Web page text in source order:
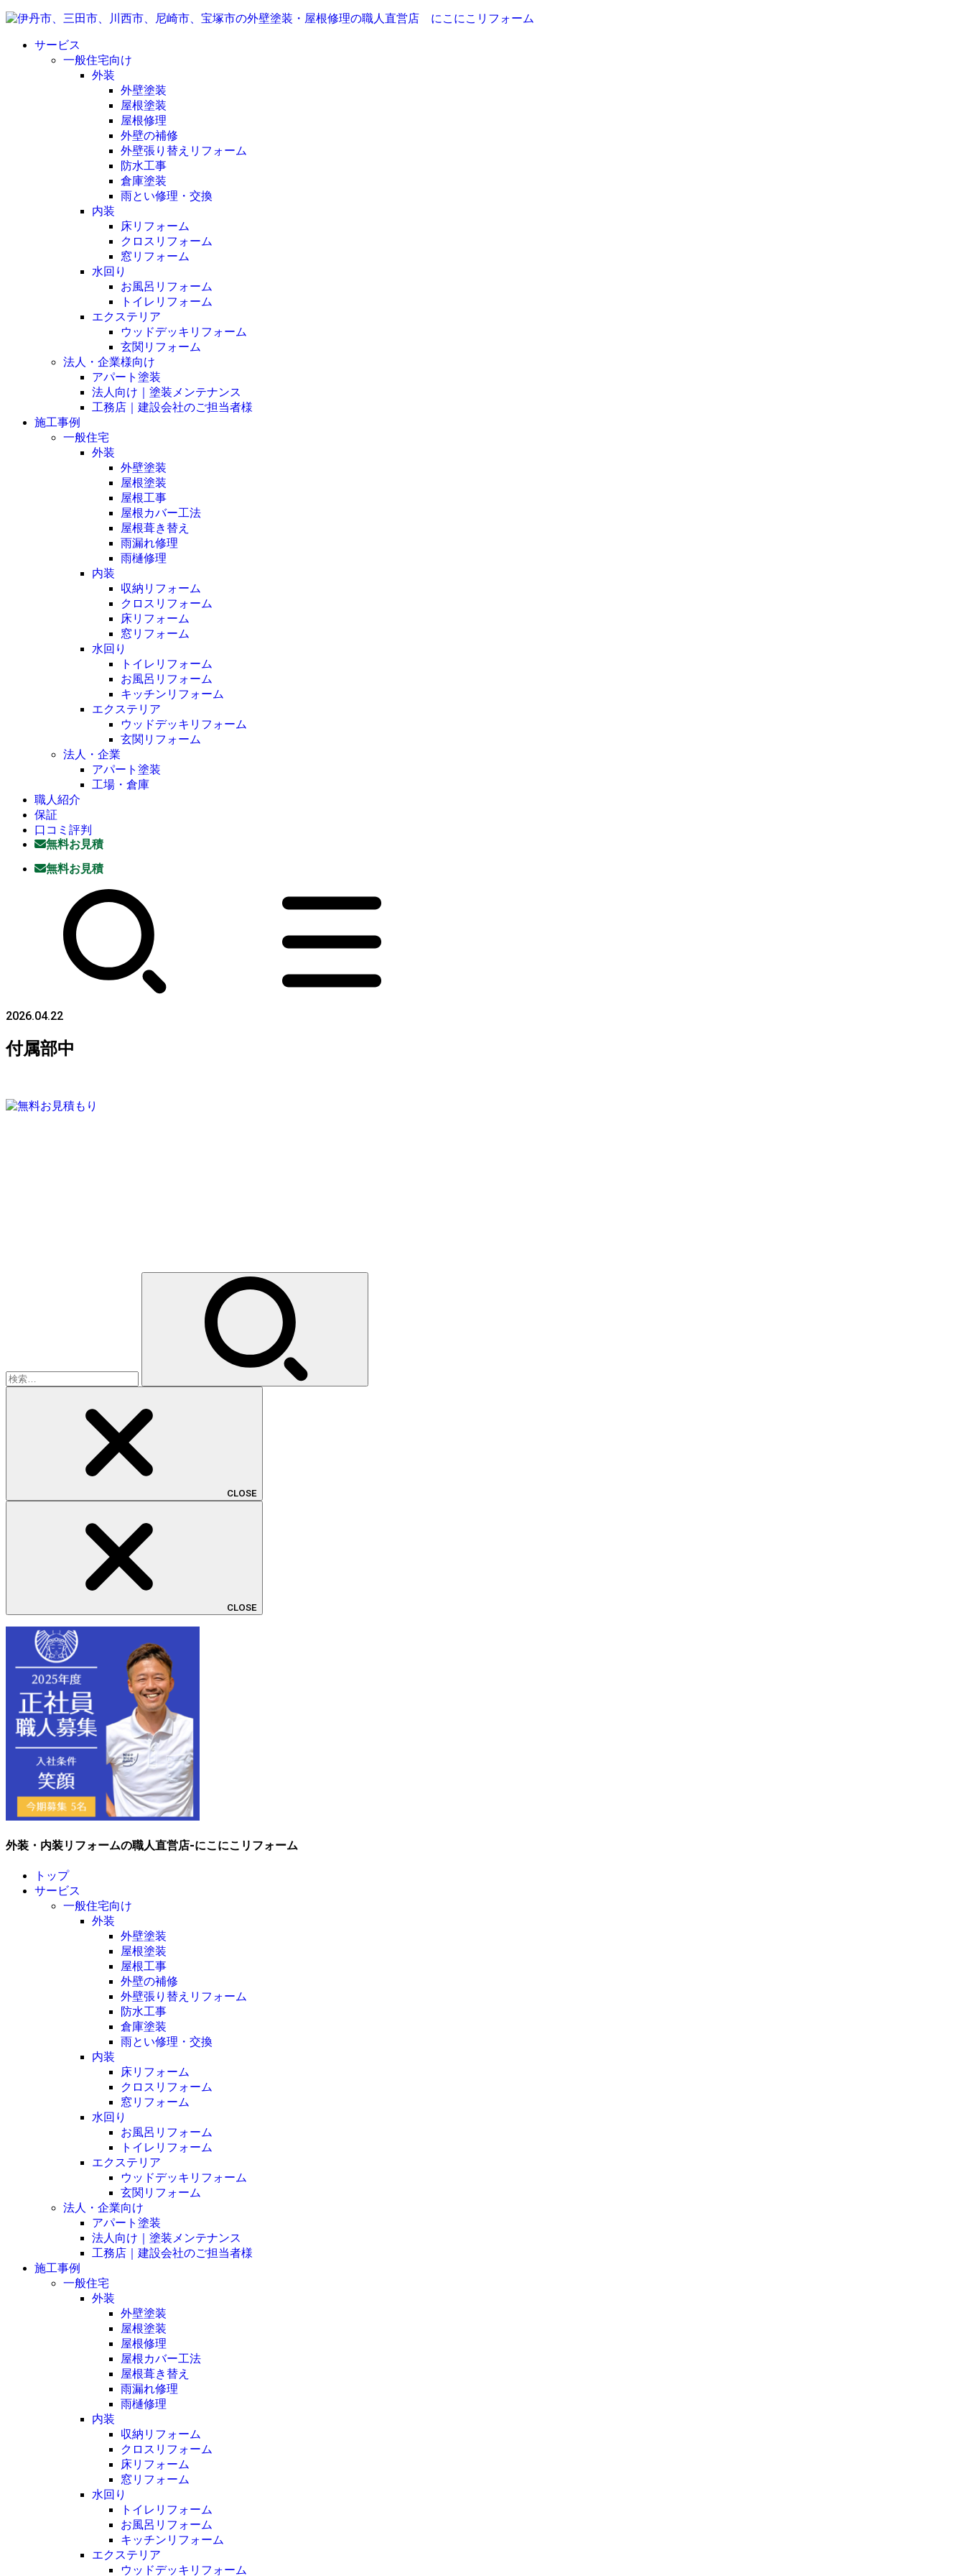
サービス
一般住宅向け
外装
外壁塗装
屋根塗装
屋根修理
外壁の補修
外壁張り替えリフォーム
防水工事
倉庫塗装
雨とい修理・交換
内装
床リフォーム
クロスリフォーム
窓リフォーム
水回り
お風呂リフォーム
トイレリフォーム
エクステリア
ウッドデッキリフォーム
玄関リフォーム
法人・企業様向け
アパート塗装
法人向け｜塗装メンテナンス
工務店｜建設会社のご担当者様
施工事例
一般住宅
外装
外壁塗装
屋根塗装
屋根工事
屋根カバー工法
屋根葺き替え
雨漏れ修理
雨樋修理
内装
収納リフォーム
クロスリフォーム
床リフォーム
窓リフォーム
水回り
トイレリフォーム
お風呂リフォーム
キッチンリフォーム
エクステリア
ウッドデッキリフォーム
玄関リフォーム
法人・企業
アパート塗装
工場・倉庫
職人紹介
保証
口コミ評判
無料お見積
無料お見積
2026.04.22
付属部中
CLOSE
CLOSE
外装・内装リフォームの職人直営店-にこにこリフォーム
トップ
サービス
一般住宅向け
外装
外壁塗装
屋根塗装
屋根工事
外壁の補修
外壁張り替えリフォーム
防水工事
倉庫塗装
雨とい修理・交換
内装
床リフォーム
クロスリフォーム
窓リフォーム
水回り
お風呂リフォーム
トイレリフォーム
エクステリア
ウッドデッキリフォーム
玄関リフォーム
法人・企業向け
アパート塗装
法人向け｜塗装メンテナンス
工務店｜建設会社のご担当者様
施工事例
一般住宅
外装
外壁塗装
屋根塗装
屋根修理
屋根カバー工法
屋根葺き替え
雨漏れ修理
雨樋修理
内装
収納リフォーム
クロスリフォーム
床リフォーム
窓リフォーム
水回り
トイレリフォーム
お風呂リフォーム
キッチンリフォーム
エクステリア
ウッドデッキリフォーム